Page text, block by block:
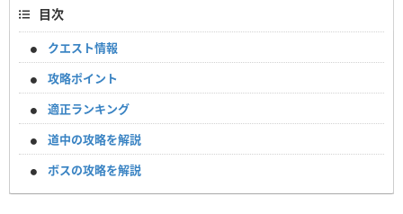
目次
クエスト情報
攻略ポイント
適正ランキング
道中の攻略を解説
ボスの攻略を解説